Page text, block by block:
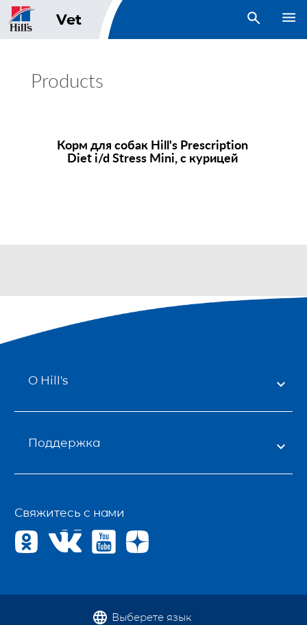
Vet open search
Products
Корм для собак Hill's Prescription
Dieti/d Stress Mini, с курицей
Свяжитесь с нами
О Hill's
Поддержка
Выберете язык